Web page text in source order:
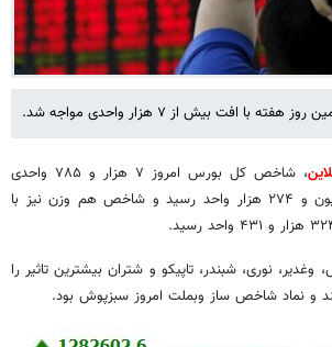
افت بیش از ۷ هزار واحدی مواجه شد.
، شاخص کل بورس امروز ۷ هزار و ۷۸۵ واحدی
ریخت و به عدد یک میلیون و ۲۷۴ هزار واحد رسید و شاخص هم وزن نیز با
نوری، شبندر، تاپیکو و شتران بیشترین تاثیر را
و نماد شاخص ساز وبملت امروز سبزپوش بود.